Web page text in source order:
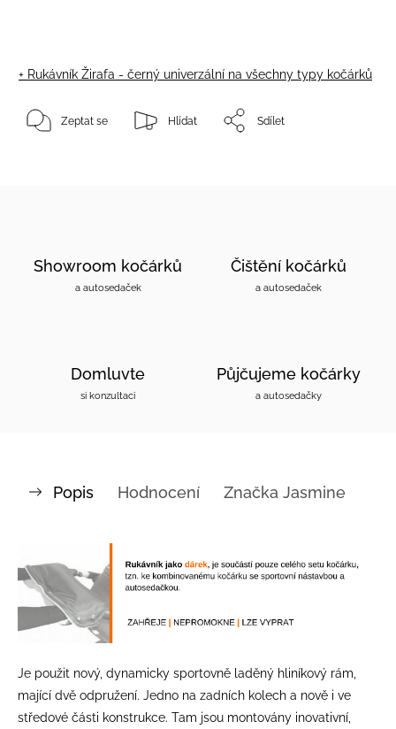
+ Rukávník Žirafa - černý univerzální na všechny typy kočárků
Zeptat se Hlídat Sdílet
Showroom kočárků
a autosedaček
Čištění kočárků
a autosedaček
Domluvte
si konzultaci
Půjčujeme kočárky
a autosedačky
Popis Hodnocení Značka Jasmine
Je použit nový, dynamicky sportovně laděný hliníkový rám,
mající dvě odpružení. Jedno na zadních kolech a nově i ve
středové části konstrukce. Tam jsou montovány inovativní,